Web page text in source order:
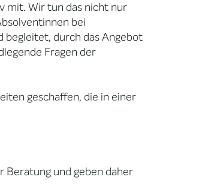
mit. Wir tun das nicht nur
bei
begleitet, durch das Angebot
Fragen der
geschaffen, die in einer
Beratung und geben daher